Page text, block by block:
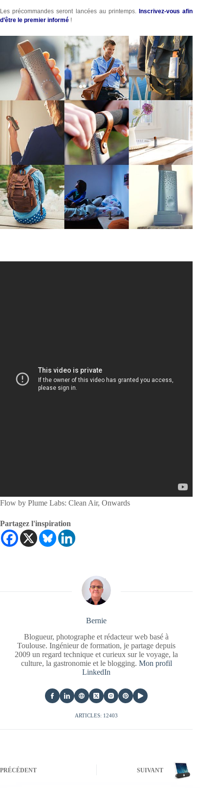
Les précommandes seront lancées au printemps.Inscrivez-vous afin
d’être le premier informé !
Flow by Plume Labs: Clean Air, Onwards
Partagez l'inspiration
Bernie
Blogueur, photographe et rédacteur web basé à
Toulouse. Ingénieur de formation, je partage depuis
2009 un regard technique et curieux sur le voyage, la
culture, la gastronomie et le blogging. Mon profil
LinkedIn
ARTICLES: 12403
PRÉCÉDENT SUIVANT